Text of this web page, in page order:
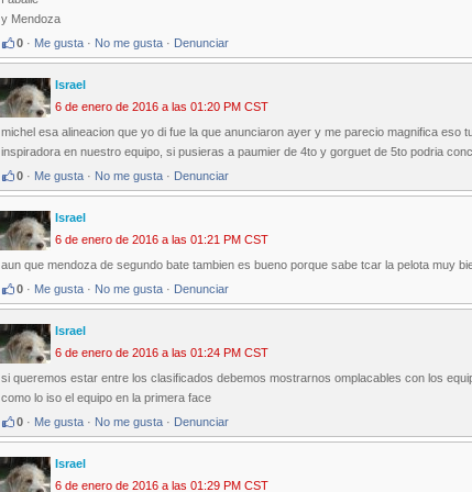
y Mendoza
0 · Me gusta · No me gusta · Denunciar
Israel
6 de enero de 2016 a las 01:20 PM CST
michel esa alineacion que yo di fue la que anunciaron ayer y me parecio magnifica eso
inspiradora en nuestro equipo, si pusieras a paumier de 4to y gorguet de 5to podria
0 · Me gusta · No me gusta · Denunciar
Israel
6 de enero de 2016 a las 01:21 PM CST
aun que mendoza de segundo bate tambien es bueno porque sabe tcar la pelota muy
0 · Me gusta · No me gusta · Denunciar
Israel
6 de enero de 2016 a las 01:24 PM CST
si queremos estar entre los clasificados debemos mostrarnos omplacables con los
como lo iso el equipo en la primera face
0 · Me gusta · No me gusta · Denunciar
Israel
6 de enero de 2016 a las 01:29 PM CST